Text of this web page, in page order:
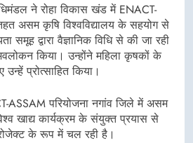
ने रोहा विकास खंड में ENACT-
असम कृषि विश्वविद्यालय के सहयोग से
समूह द्वारा वैज्ञानिक विधि से की जा रही
किया। उन्होंने महिला कृषकों के
प्रोत्साहित किया।
ASSAM परियोजना नगांव जिले में असम
खाद्य कार्यक्रम के संयुक्त प्रयास से
के रूप में चल रही है।